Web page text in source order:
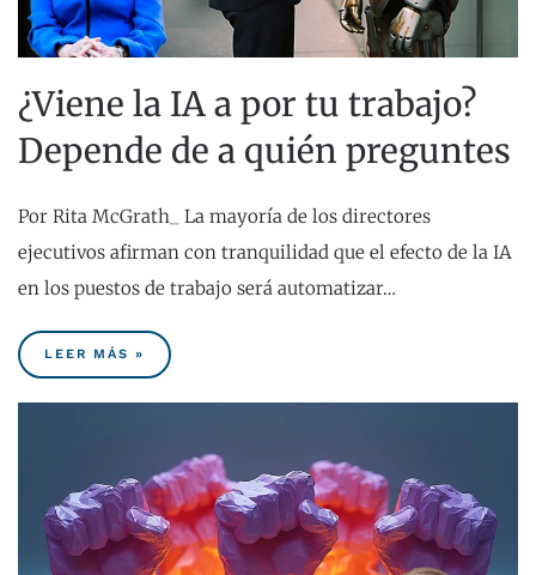
¿Viene la IA a por tu trabajo?
Depende de a quién preguntes
Por Rita McGrath_ La mayoría de los directores
ejecutivos afirman con tranquilidad que el efecto de la IA
en los puestos de trabajo será automatizar…
LEER MÁS »